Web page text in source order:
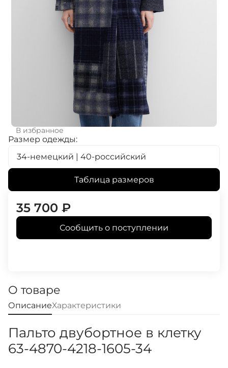
В избранное
Размер одежды:
34-немецкий | 40-российский
Таблица размеров
35 700 ₽
Сообщить о поступлении
О товаре
ОписаниеХарактеристики
Пальто двубортное в клетку
63-4870-4218-1605-34